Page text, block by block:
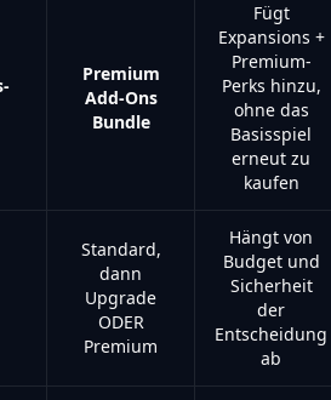
Premium
Add-Ons
Bundle
Fügt
Expansions +
Premium-
Perks hinzu,
ohne das
Basisspiel
erneut zu
kaufen
Standard,
dann
Upgrade
ODER
Premium
Hängt von
Budget und
Sicherheit
der
Entscheidung
ab